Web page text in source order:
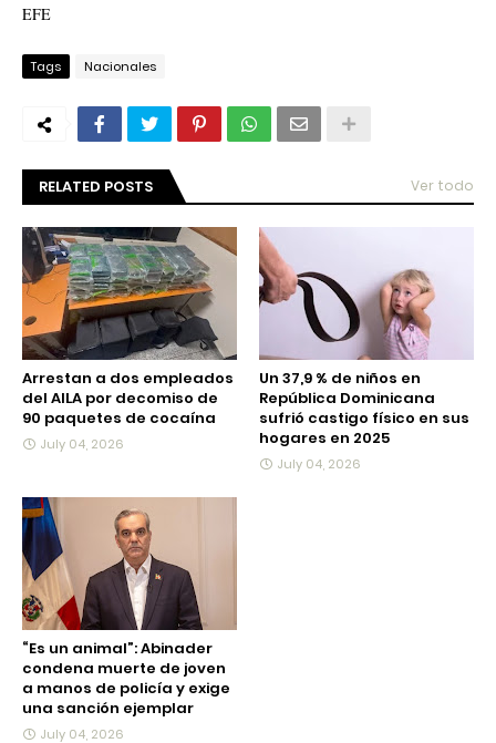
EFE
Tags Nacionales
RELATED POSTS Ver todo
Arrestan a dos empleados
del AILA por decomiso de
90 paquetes de cocaína
July 04, 2026
Un 37,9 % de niños en
República Dominicana
sufrió castigo físico en sus
hogares en 2025
July 04, 2026
“Es un animal”: Abinader
condena muerte de joven
a manos de policía y exige
una sanción ejemplar
July 04, 2026